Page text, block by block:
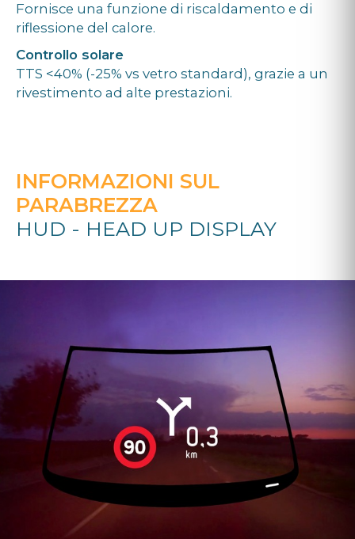
Fornisce una funzione di riscaldamento e di
riflessione del calore.
Controllo solare
TTS <40% (-25% vs vetro standard), grazie a un
rivestimento ad alte prestazioni.
INFORMAZIONI SUL
PARABREZZA
HUD - HEAD UP DISPLAY